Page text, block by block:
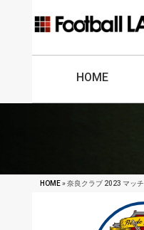
HOME
HOME» 奈良クラブ 2023 マッ